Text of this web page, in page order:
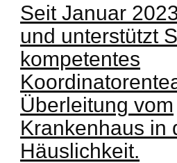
Seit Januar
und unterstützt
kompetentes
Überleitung vom
Krankenhaus in
Häuslichkeit.